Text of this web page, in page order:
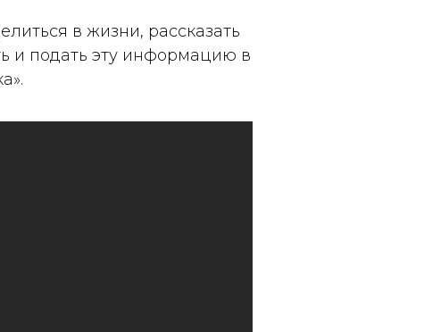
в жизни, рассказать
и подать эту информацию в